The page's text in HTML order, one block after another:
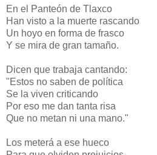
En el Panteón de Tlaxco
Han visto a la muerte rascando
Un hoyo en forma de frasco
Y se mira de gran tamaño.
Dicen que trabaja cantando:
"Estos no saben de política
Se la viven criticando
Por eso me dan tanta risa
Que no metan ni una mano."
Los meterá a ese hueco